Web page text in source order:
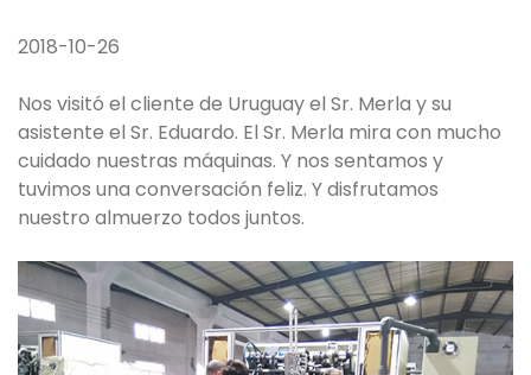
2018-10-26
Nos visitó el cliente de Uruguay el Sr. Merla y su
asistente el Sr. Eduardo. El Sr. Merla mira con mucho
cuidado nuestras máquinas. Y nos sentamos y
tuvimos una conversación feliz. Y disfrutamos
nuestro almuerzo todos juntos.